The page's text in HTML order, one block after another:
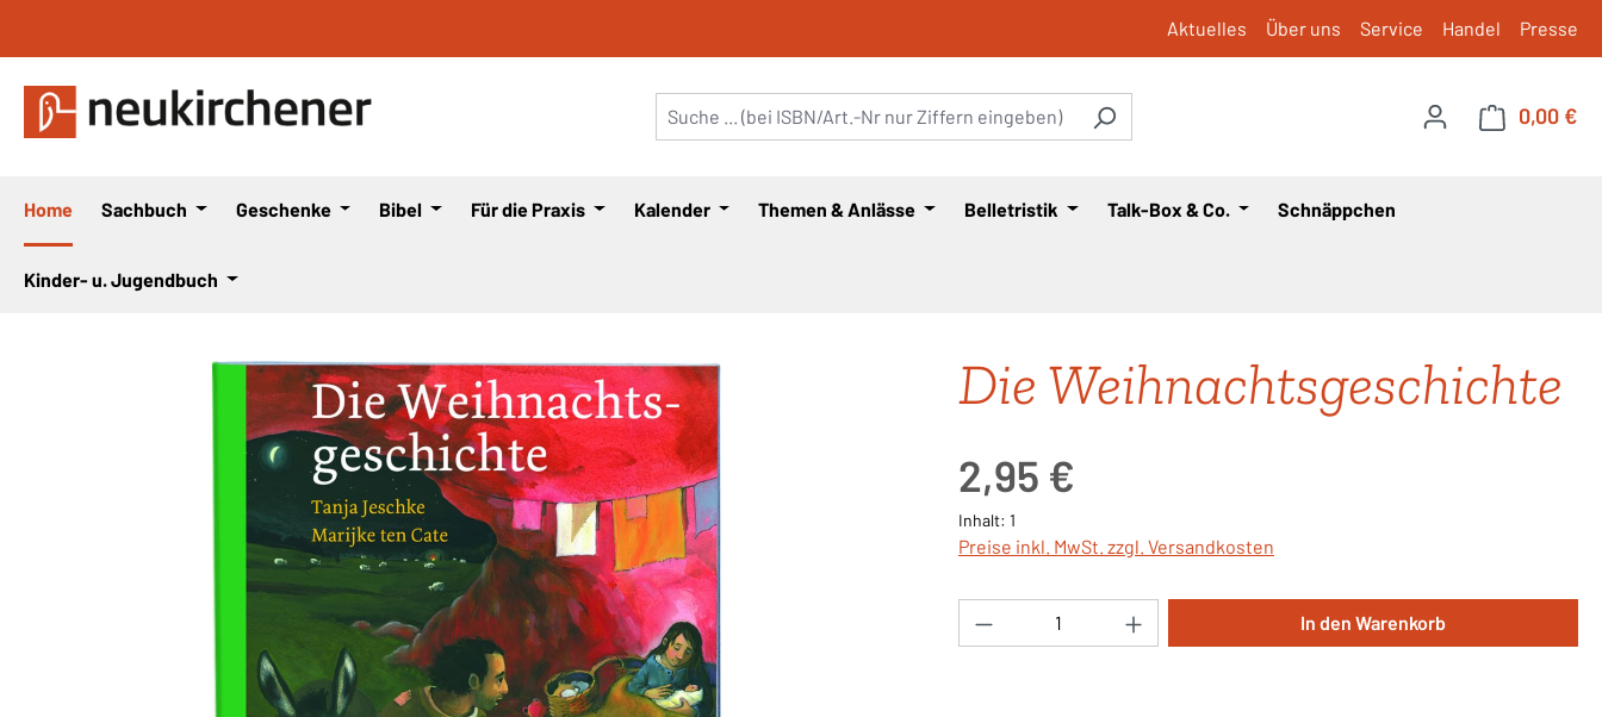
Aktuelles Über uns Service Handel Presse
0,00 €
Home Sachbuch Geschenke Bibel Für die Praxis Kalender Themen & Anlässe Belletristik Talk-Box & Co. Schnäppchen
Kinder- u. Jugendbuch
Bildergalerie überspringen Die Weihnachtsgeschichte
2,95 €
Inhalt: 1
Preise inkl. MwSt. zzgl. Versandkosten
Produkt Anzahl: Gib den gewünschten Wert ein
In den Warenkorb